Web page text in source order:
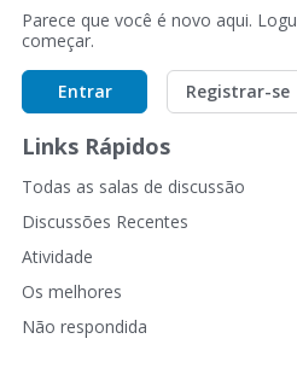
Parece que você é novo aqui.
começar.
Entrar Registrar-se
Links Rápidos
Todas as salas de discussão
Discussões Recentes
Atividade
Os melhores
Não respondida